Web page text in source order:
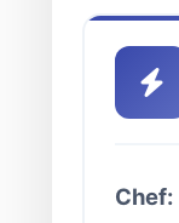
Chef: